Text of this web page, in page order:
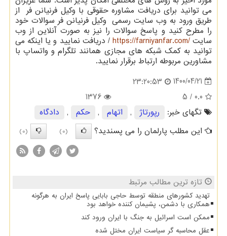
می توانید برای دریافت مشاوره حقوقی با وکیل فرنیانن فر از
طریق ورود به وب سایت رسمی وکیل فرنیانن فر سوالات خود
را مطرح کنید و پاسخ سوالات را نیز به صورت آنلاین از وب
سایتhttps://farniyanfar.com/ / دریافت نمایید و یا اینکه می
توانید به کمک شبکه های مجازی همانند تلگرام و واتساپ با
مشاورین مربوطه ارتباط برقرار نمایید.
1400/04/21
23:20:53
0.0
/ 5
1376
تگهای خبر:
رپورتاژ , اتهام , حكم ,
دادگاه
این مطلب پارلمان را می پسندید؟
(0)
(0)
تازه ترین مطالب مرتبط
تهدید کشورهای منطقه توسط حاجی بابایی پاسخ ایران به هرگونه
همکاری با دشمن، پشیمان کننده خواهد بود
ممکن است اسرائیل به جنگ با ایران ورود کند
عقل محاسبه گر سیاست ایران مختل شده